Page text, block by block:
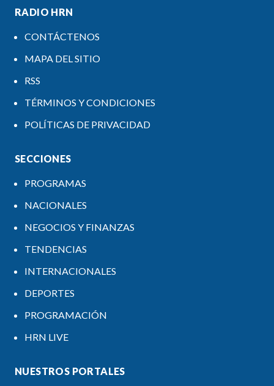
RADIO HRN
CONTÁCTENOS
MAPA DEL SITIO
RSS
TÉRMINOS Y CONDICIONES
POLÍTICAS DE PRIVACIDAD
SECCIONES
PROGRAMAS
NACIONALES
NEGOCIOS Y FINANZAS
TENDENCIAS
INTERNACIONALES
DEPORTES
PROGRAMACIÓN
HRN LIVE
NUESTROS PORTALES